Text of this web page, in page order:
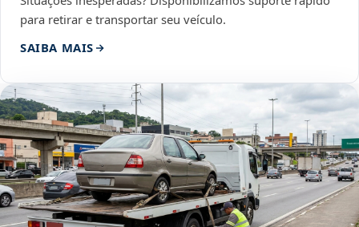
para retirar e transportar seu veículo.
SAIBA MAIS